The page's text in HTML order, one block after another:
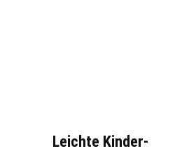
Leichte Kinder-